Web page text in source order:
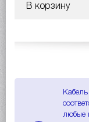
В корзину
любые